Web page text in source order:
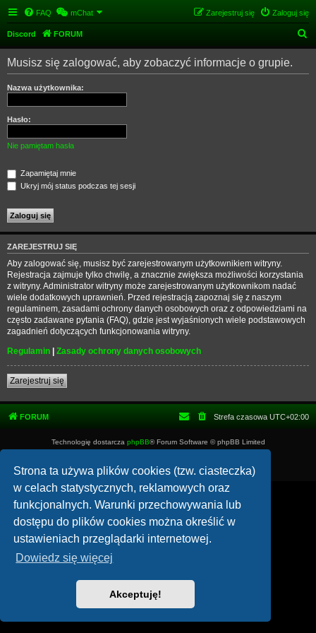
Strona ta używa plików cookies (tzw. ciasteczka)
w celach statystycznych, reklamowych oraz
funkcjonalnych. Warunki przechowywania lub
dostępu do plików cookies można określić w
ustawieniach przeglądarki internetowej.
Dowiedz się więcej
Akceptuję!
FAQ mChat Zaloguj się
Zarejestruj się
Discord FORUM
z
Musisz się zalogować, aby zobaczyć informacje o grupie.
Nazwa użytkownika:
Hasło:
Nie pamiętam hasła
Zapamiętaj mnie
Ukryj mój status podczas tej sesji
ZAREJESTRUJ SIĘ
Aby zalogować się, musisz być zarejestrowanym użytkownikiem witryny.
Rejestracja zajmuje tylko chwilę, a znacznie zwiększa możliwości korzystania
z witryny. Administrator witryny może zarejestrowanym użytkownikom nadać
wiele dodatkowych uprawnień. Przed rejestracją zapoznaj się z naszym
regulaminem, zasadami ochrony danych osobowych oraz z odpowiedziami na
często zadawane pytania (FAQ), gdzie jest wyjaśnionych wiele podstawowych
zagadnień dotyczących funkcjonowania witryny.
Regulamin | Zasady ochrony danych osobowych
Zarejestruj się
FORUM Strefa czasowa UTC+02:00
Technologię dostarcza phpBB® Forum Software © phpBB Limited
Zasady ochrony danych osobowych
|Regulamin